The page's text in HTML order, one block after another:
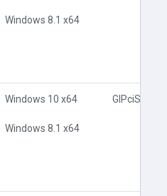
Windows 8.1 x64
Windows 10 x64
Windows 8.1 x64
GlPciSD.inf